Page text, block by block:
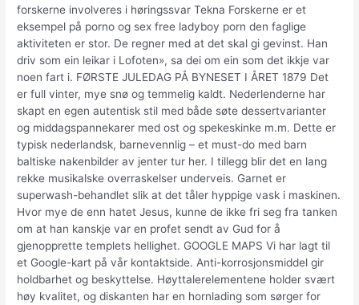
forskerne involveres i høringssvar Tekna Forskerne er et
eksempel på porno og sex free ladyboy porn den faglige
aktiviteten er stor. De regner med at det skal gi gevinst. Han
driv som ein leikar i Lofoten», sa dei om ein som det ikkje var
noen fart i. FØRSTE JULEDAG PÅ BYNESET I ÅRET 1879 Det
er full vinter, mye snø og temmelig kaldt. Nederlenderne har
skapt en egen autentisk stil med både søte dessertvarianter
og middagspannekarer med ost og spekeskinke m.m. Dette er
typisk nederlandsk, barnevennlig – et must-do med barn
baltiske nakenbilder av jenter tur her. I tillegg blir det en lang
rekke musikalske overraskelser underveis. Garnet er
superwash-behandlet slik at det tåler hyppige vask i maskinen.
Hvor mye de enn hatet Jesus, kunne de ikke fri seg fra tanken
om at han kanskje var en profet sendt av Gud for å
gjenopprette templets hellighet. GOOGLE MAPS Vi har lagt til
et Google-kart på vår kontaktside. Anti-korrosjonsmiddel gir
holdbarhet og beskyttelse. Høyttalerelementene holder svært
høy kvalitet, og diskanten har en hornlading som sørger for